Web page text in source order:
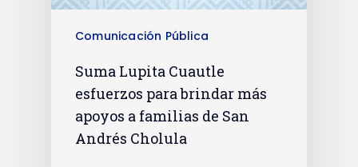
Comunicación Pública
Suma Lupita Cuautle
esfuerzos para brindar más
apoyos a familias de San
Andrés Cholula